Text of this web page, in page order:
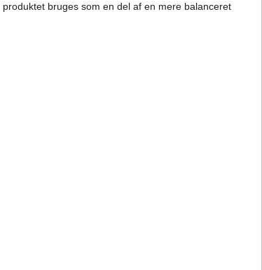
bruges som en del af en mere balanceret